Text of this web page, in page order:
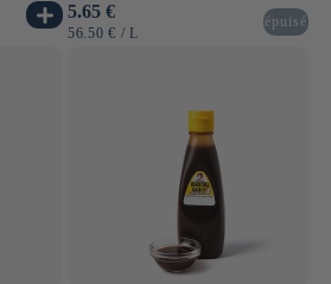
Normale
prijs
5.65 €
EENHEIDSPRIJS
56.50 € / PER
L
épuisé